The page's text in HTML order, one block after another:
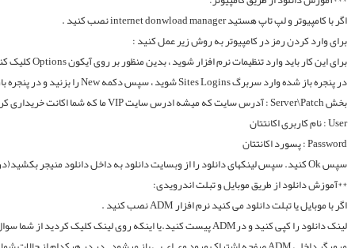
لینک دانلود را کپی کنید و درADM پیست کنید.یا اینکه روی لینک کلیک کردید از شما سوال میکند با چه اپی دانلود شود و شما ADM را انتخاب میکنید.. سپس خود اپ از شما یوزر و پسوورد را سوال میکند یا در